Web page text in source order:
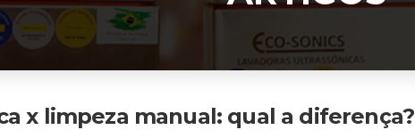
x limpeza manual: qual a diferença?